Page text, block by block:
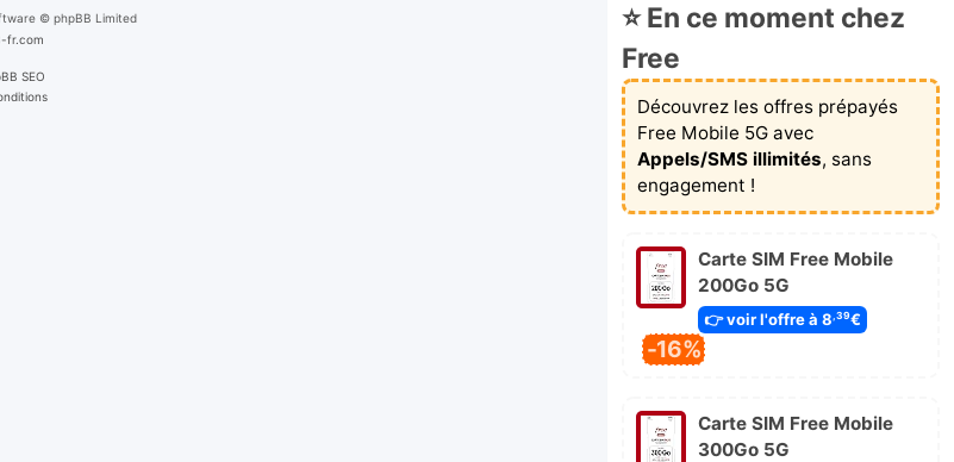
© phpBB Limited
fr.com
SEO
⭐ En ce moment chez
Free
Découvrez les offres prépayés
Free Mobile 5G avec
Appels/SMS illimités, sans
engagement !
Carte SIM Free Mobile
200Go 5G
👉 voir l'offre à 8,39€
-16%
Carte SIM Free Mobile
300Go 5G